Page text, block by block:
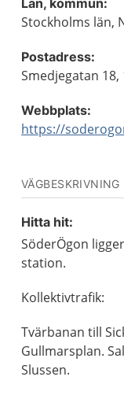
Län, kommun:
Stockholms län,
Postadress:
Smedjegatan 18,
Webbplats:
https://
VÄGBESKRIVNING
Hitta hit:
SöderÖgon
station.
Kollektivtrafik:
Tvärbanan till
Gullmarsplan.
Slussen.